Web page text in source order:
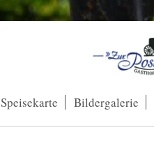
Speisekarte Bildergalerie